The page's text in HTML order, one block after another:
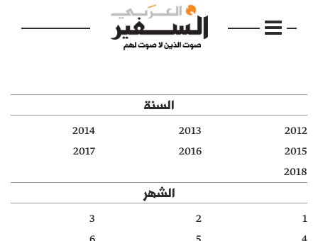
الرئيسية
مواضيع
السنة
2012
2013
2014
2015
2016
2017
2018
الشهر
1
2
3